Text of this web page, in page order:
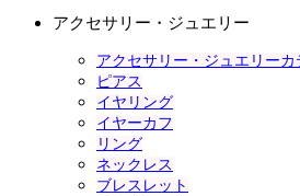
アクセサリー・ジュエリー
アクセサリー・ジュエリーカ
ピアス
イヤリング
イヤーカフ
リング
ネックレス
ブレスレット